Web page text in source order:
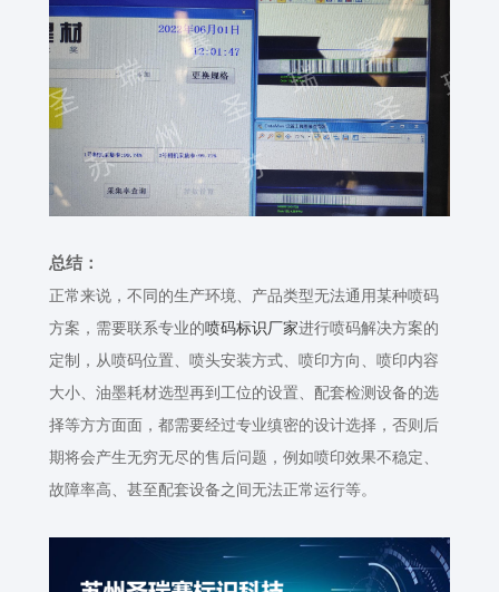
总结：
正常来说，不同的生产环境、产品类型无法通用某种喷码
方案，需要联系专业的喷码标识厂家进行喷码解决方案的
定制，从喷码位置、喷头安装方式、喷印方向、喷印内容
大小、油墨耗材选型再到工位的设置、配套检测设备的选
择等方方面面，都需要经过专业缜密的设计选择，否则后
期将会产生无穷无尽的售后问题，例如喷印效果不稳定、
故障率高、甚至配套设备之间无法正常运行等。